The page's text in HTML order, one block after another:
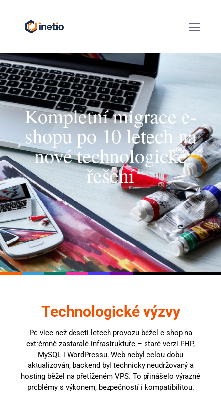
Kompletní migrace e-
shopu po 10 letech na
nové technologické
řešení
Technologické výzvy
Po více než deseti letech provozu běžel e-shop na
extrémně zastaralé infrastruktuře – staré verzi PHP,
MySQL i WordPressu. Web nebyl celou dobu
aktualizován, backend byl technicky neudržovaný a
hosting běžel na přetíženém VPS. To přinášelo výrazné
problémy s výkonem, bezpečností i kompatibilitou.